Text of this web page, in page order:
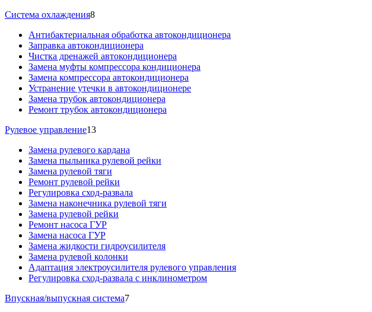
Система охлаждения8
Антибактериальная обработка автокондиционера
Заправка автокондиционера
Чистка дренажей автокондиционера
Замена муфты компрессора кондиционера
Замена компрессора автокондиционера
Устранение утечки в автокондиционере
Замена трубок автокондиционера
Ремонт трубок автокондиционера
Рулевое управление13
Замена рулевого кардана
Замена пыльника рулевой рейки
Замена рулевой тяги
Ремонт рулевой рейки
Регулировка сход-развала
Замена наконечника рулевой тяги
Замена рулевой рейки
Ремонт насоса ГУР
Замена насоса ГУР
Замена жидкости гидроусилителя
Замена рулевой колонки
Адаптация электроусилителя рулевого управления
Регулировка сход-развала с инклинометром
Впускная/выпускная система7